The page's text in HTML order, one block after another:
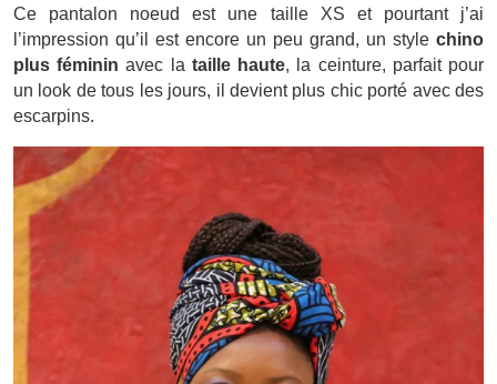
Ce pantalon noeud est une taille XS et pourtant j’ai
l’impression qu’il est encore un peu grand, un style chino
plus féminin avec la taille haute, la ceinture, parfait pour
un look de tous les jours, il devient plus chic porté avec des
escarpins.